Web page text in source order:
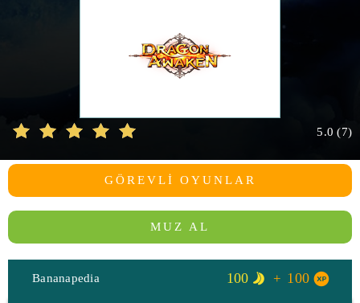
5.0 (7)
GÖREVLI OYUNLAR
MUZ AL
Bananapedia 100 100